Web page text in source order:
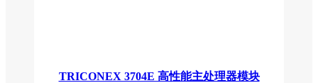
TRICONEX 3704E 高性能主处理器模块